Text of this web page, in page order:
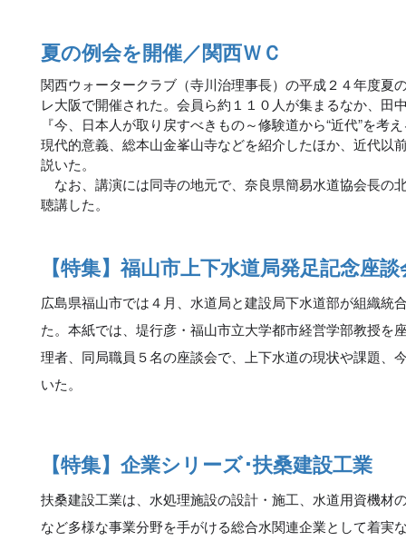
夏の例会を開催／関西ＷＣ
関西ウォータークラブ（寺川治理事長）の平成２４年度夏
レ大阪で開催された。会員ら約１１０人が集まるなか、田
『今、日本人が取り戻すべきもの～修験道から“近代”を考
現代的意義、総本山金峯山寺などを紹介したほか、近代以
説いた。
なお、講演には同寺の地元で、奈良県簡易水道協会長の
聴講した。
【特集】福山市上下水道局発足記念座談
広島県福山市では４月、水道局と建設局下水道部が組織統
た。本紙では、堤行彦・福山市立大学都市経営学部教授を
理者、同局職員５名の座談会で、上下水道の現状や課題、
いた。
【特集】企業シリーズ･扶桑建設工業
扶桑建設工業は、水処理施設の設計・施工、水道用資機材
など多様な事業分野を手がける総合水関連企業として着実